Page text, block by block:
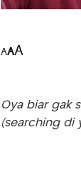
AAA
Oya biar gak
(searching di